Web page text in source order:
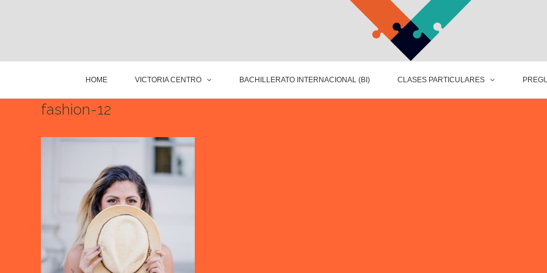
HOME VICTORIA CENTRO BACHILLERATO INTERNACIONAL (BI) CLASES PARTICULARES
fashion-12